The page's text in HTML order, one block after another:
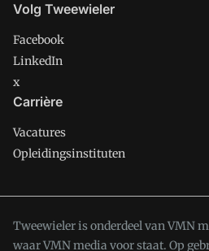
Volg Tweewieler
Facebook
LinkedIn
x
Carrière
Vacatures
Opleidingsinstituten
Tweewieler is onderdeel van VMN
waar VMN media voor staat. Op